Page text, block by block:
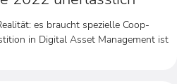
es braucht spezielle Coop-
in Digital Asset Management ist